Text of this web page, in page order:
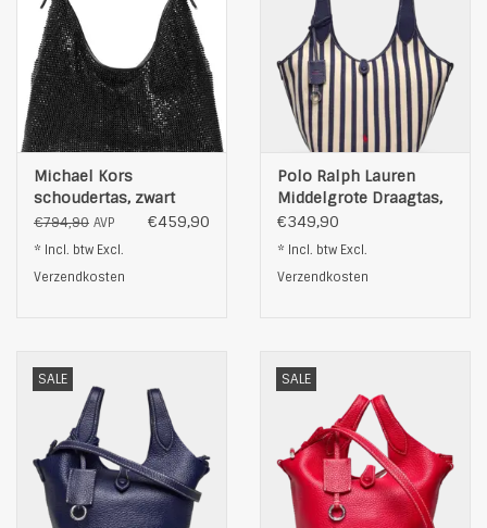
Kleur: antraciet
Michael Kors
schoudertas, zwart
€794,90 AVP €459,90
* Incl. btw Excl.
Verzendkosten
Polo Ralph Lauren
Middelgrote Draagtas,
blauw
€349,90
* Incl. btw Excl.
Verzendkosten
SALE SALE